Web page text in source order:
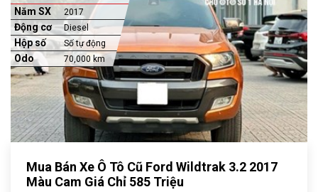
Năm SX 2017
Động cơ Diesel
Hộp số Số tự động
Odo 70,000 km
Mua Bán Xe Ô Tô Cũ Ford Wildtrak 3.2 2017
Màu Cam Giá Chỉ 585 Triệu